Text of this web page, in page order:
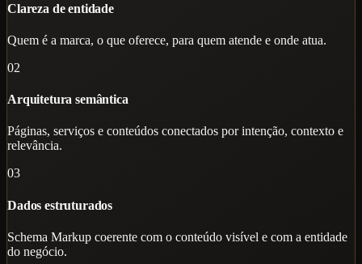
Clareza de entidade
Quem é a marca, o que oferece, para quem atende e onde atua.
02
Arquitetura semântica
Páginas, serviços e conteúdos conectados por intenção, contexto e
relevância.
03
Dados estruturados
Schema Markup coerente com o conteúdo visível e com a entidade
do negócio.